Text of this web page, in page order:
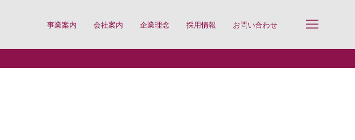
事業案内 会社案内 企業理念 採用情報 お問い合わせ